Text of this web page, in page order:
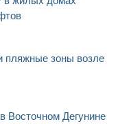
пляжные зоны возле
Восточном Дегунине